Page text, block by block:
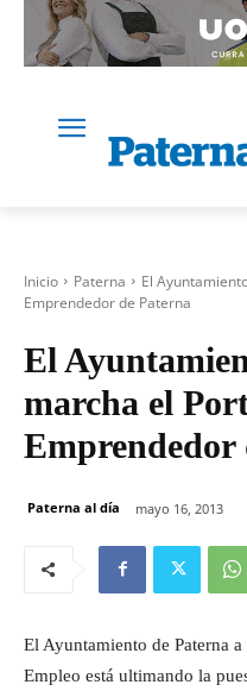
Inicio Paterna
El
Emprendedor de Paterna
El
marcha el
Emprendedor
Paterna al día mayo 16, 2013
El Ayuntamiento de Paterna
Empleo está ultimando la